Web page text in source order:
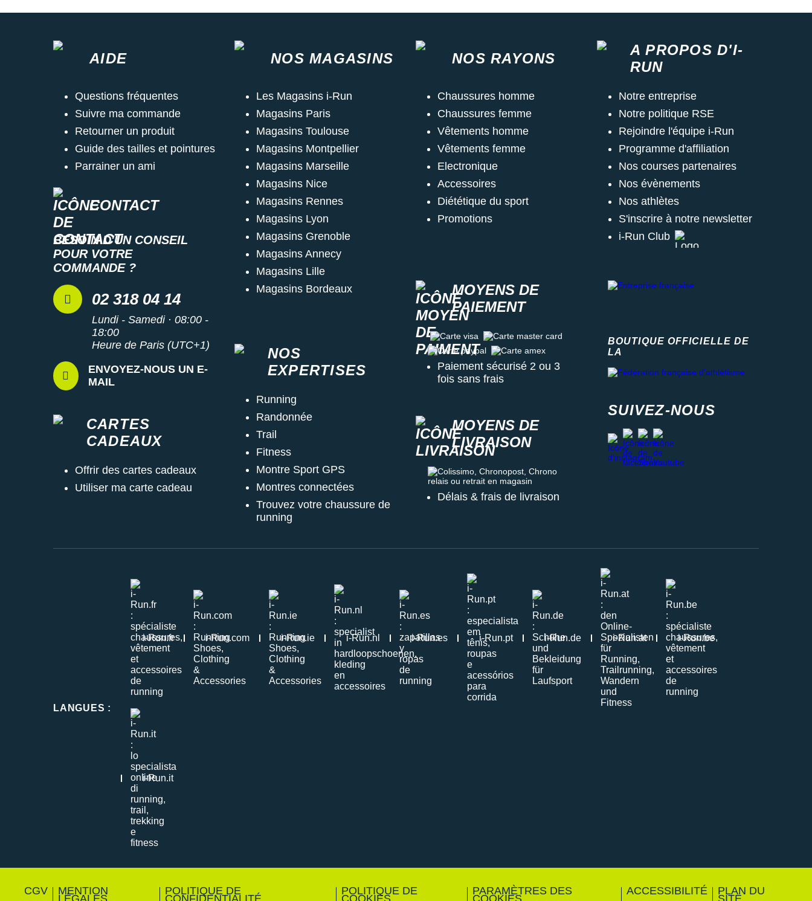
CONTACT
BESOIN D'UN CONSEIL
POUR VOTRE
COMMANDE ?
02 318 04 14
Lundi - Samedi · 08:00 -
18:00
Heure de Paris (UTC+1)
ENVOYEZ-NOUS UN E-
MAIL
MOYENS DE
PAIEMENT
Carte visa
Carte master card
Carte paypal
Carte amex
Paiement sécurisé 2 ou 3
fois sans frais
MOYENS DE
LIVRAISON
Colissimo, Chronopost, Chrono relais ou retrait en magasin
Délais & frais de livraison
AIDE
Questions fréquentes
Suivre ma commande
Retourner un produit
Guide des tailles et pointures
Parrainer un ami
CARTES
CADEAUX
Offrir des cartes cadeaux
Utiliser ma carte cadeau
NOS MAGASINS
Les Magasins i-Run
Magasins Paris
Magasins Toulouse
Magasins Montpellier
Magasins Marseille
Magasins Nice
Magasins Rennes
Magasins Lyon
Magasins Grenoble
Magasins Annecy
Magasins Lille
Magasins Bordeaux
NOS
EXPERTISES
Running
Randonnée
Trail
Fitness
Montre Sport GPS
Montres connectées
Trouvez votre chaussure de
running
NOS RAYONS
Chaussures homme
Chaussures femme
Vêtements homme
Vêtements femme
Electronique
Accessoires
Diététique du sport
Promotions
A PROPOS D'I-
RUN
Notre entreprise
Notre politique RSE
Rejoindre l'équipe i-Run
Programme d'affiliation
Nos courses partenaires
Nos évènements
Nos athlètes
S'inscrire à notre newsletter
i-Run Club
BOUTIQUE OFFICIELLE DE
LA
SUIVEZ-NOUS
instagram
facebook
stravayoutube
LANGUES :
i-Run.fr i-Run.com i-Run.ie i-Run.nl i-Run.es i-Run.pt i-Run.de i-Run.at i-Run.be
i-Run.it
CGV MENTION POLITIQUE DE POLITIQUE DE PARAMÈTRES DES ACCESSIBILITÉ PLAN DU